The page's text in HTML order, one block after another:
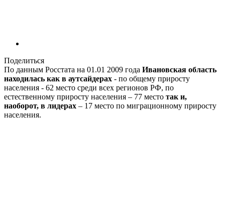
Поделиться
По данным Росстата на 01.01 2009 года Ивановская область
находилась как в аутсайдерах - по общему приросту
населения - 62 место среди всех регионов РФ, по
естественному приросту населения – 77 место так и,
наоборот, в лидерах – 17 место по миграционному приросту
населения.